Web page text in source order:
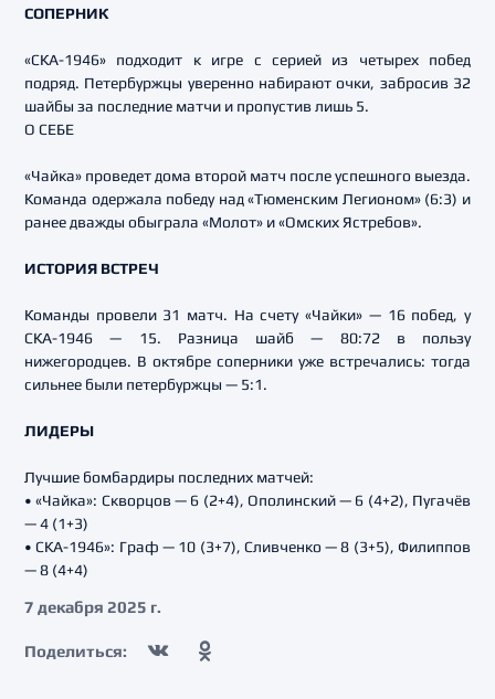
СОПЕРНИК
«СКА-1946» подходит к игре с серией из четырех побед
подряд. Петербуржцы уверенно набирают очки, забросив 32
шайбы за последние матчи и пропустив лишь 5.
О СЕБЕ
«Чайка» проведет дома второй матч после успешного выезда.
Команда одержала победу над «Тюменским Легионом» (6:3) и
ранее дважды обыграла «Молот» и «Омских Ястребов».
ИСТОРИЯ ВСТРЕЧ
Команды провели 31 матч. На счету «Чайки» — 16 побед, у
СКА-1946 — 15. Разница шайб — 80:72 в пользу
нижегородцев. В октябре соперники уже встречались: тогда
сильнее были петербуржцы — 5:1.
ЛИДЕРЫ
Лучшие бомбардиры последних матчей:
• «Чайка»: Скворцов — 6 (2+4), Ополинский — 6 (4+2), Пугачёв
— 4 (1+3)
• СКА-1946»: Граф — 10 (3+7), Сливченко — 8 (3+5), Филиппов
— 8 (4+4)
7 декабря 2025 г.
Поделиться: